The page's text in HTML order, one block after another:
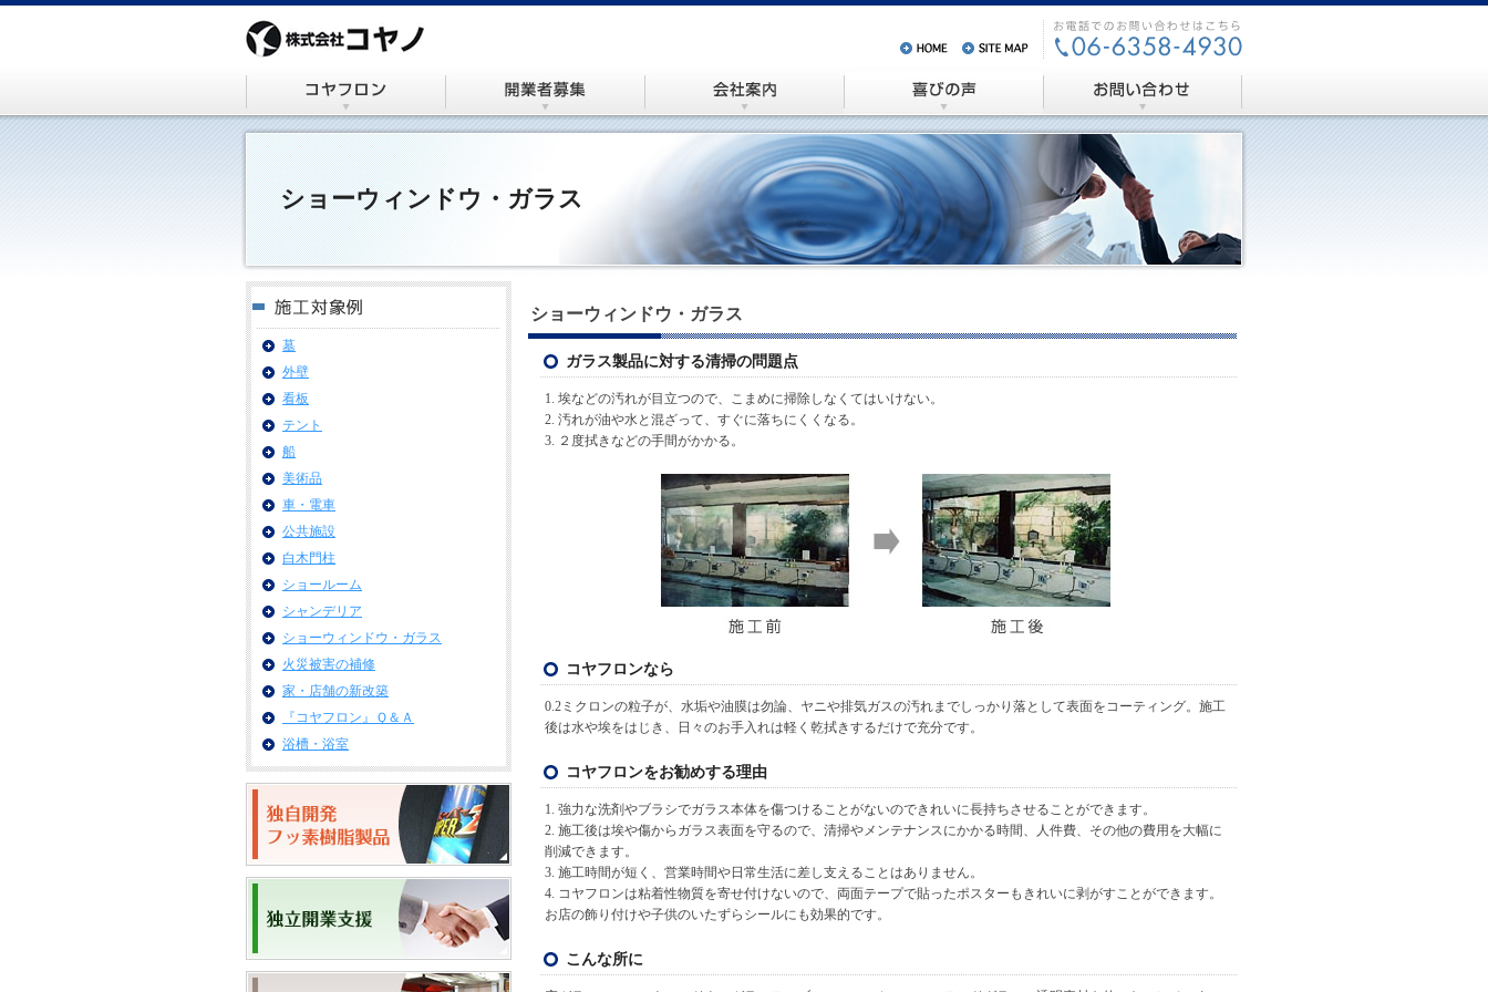
ショーウィンドウ・ガラス
ショーウィンドウ・ガラス
ガラス製品に対する清掃の問題点
1. 埃などの汚れが目立つので、こまめに掃除しなくてはいけない。
2. 汚れが油や水と混ざって、すぐに落ちにくくなる。
3. ２度拭きなどの手間がかかる。
コヤフロンなら
0.2ミクロンの粒子が、水垢や油膜は勿論、ヤニや排気ガスの汚れまでしっかり落として表面をコーティング。施工
後は水や埃をはじき、日々のお手入れは軽く乾拭きするだけで充分です。
コヤフロンをお勧めする理由
1. 強力な洗剤やブラシでガラス本体を傷つけることがないのできれいに長持ちさせることができます。
2. 施工後は埃や傷からガラス表面を守るので、清掃やメンテナンスにかかる時間、人件費、その他の費用を大幅に
削減できます。
3. 施工時間が短く、営業時間や日常生活に差し支えることはありません。
4. コヤフロンは粘着性物質を寄せ付けないので、両面テープで貼ったポスターもきれいに剥がすことができます。
お店の飾り付けや子供のいたずらシールにも効果的です。
こんな所に
墓
外壁
看板
テント
船
美術品
車・電車
公共施設
白木門柱
ショールーム
シャンデリア
ショーウィンドウ・ガラス
火災被害の補修
家・店舗の新改築
『コヤフロン』Ｑ＆Ａ
浴槽・浴室